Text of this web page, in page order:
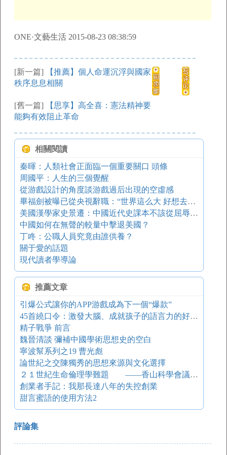
ONE·文藝生活 2015-08-23 08:38:59
[新一篇]
【推薦】個人命運沉浮與國家
秩序息息相關
[舊一篇]
【思享】高全喜：憲法精神要
能夠有效阻止革命
相關閱讀
秦暉：人類社會正面臨一個重要關口 頭條
周國平：人生的三個覺醒
從游戲設計的角度談游戲過后出現的空虛感
畢福劍被曝已從央視辭職：“世界這么大 好想去看看！”
美國漢學家史景遷：中國近代史課本不該從屈辱講起
中國如何在無聲的較量中擊退美國？
丁咚：公職人員究竟由誰供養？
關于愛的話題
現代讀者學導論
推薦文章
引爆公式讓你的APP游戲成為下一個“爆款”
45首繞口令：激發大腦、成就孩子的語言力的好方法！
精子戰爭 前言
魏晉清談 彌補中國學術思想史的空白
寧波幫系列之19 曹光彪
論世紀之交陳獨秀的思想來源與文化選擇
２１世紀生命倫理學難題 ——香山科學會議第１２０次學術研討會述要
創業者手記：我那長達八年的失控創業
甜言蜜語的使用方法2
評論集